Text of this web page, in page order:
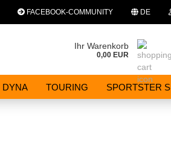
FACEBOOK-COMMUNITY DE
Ihr Warenkorb
0,00 EUR
DYNA TOURING SPORTSTER S